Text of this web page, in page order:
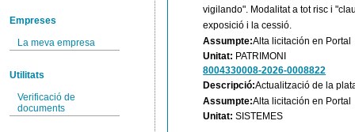
Empreses
La meva empresa
Utilitats
Verificació de
documents
vigilando". Modalitat a tot risc i
exposició i la cessió.
Assumpte:Alta licitación en Portal
Unitat: PATRIMONI
8004330008-2026-0008822
Descripció:Actualització de la
Assumpte:Alta licitación en Portal
Unitat:SISTEMES